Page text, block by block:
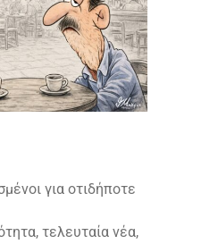
για οτιδήποτε
τελευταία νέα,